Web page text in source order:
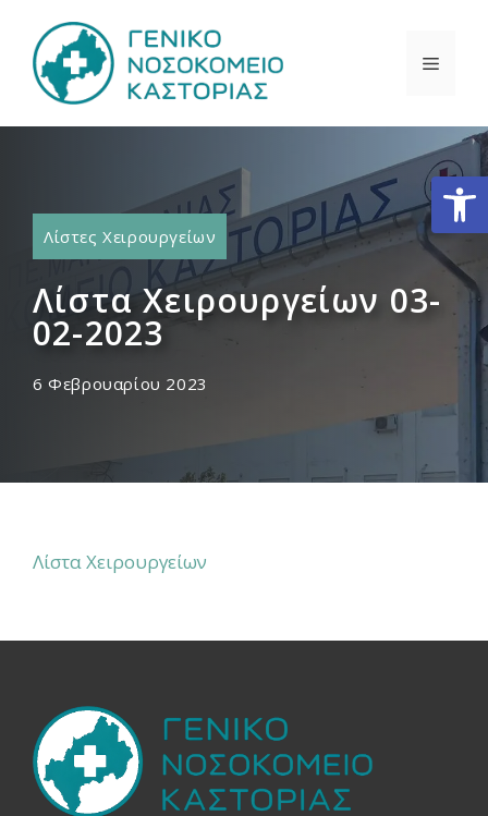
περιεχόμενο
Λίστες Χειρουργείων
Λίστα Χειρουργείων 03-
02-2023
6 Φεβρουαρίου 2023
Λίστα Χειρουργείων